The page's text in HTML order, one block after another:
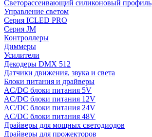
Светорассеивающий силиконовый профиль
Управление светом
Серия ICLED PRO
Серия JM
Контроллеры
Диммеры
Усилители
Декодеры DMX 512
Датчики движения, звука и света
Блоки питания и драйверы
AC/DC блоки питания 5V
AC/DC блоки питания 12V
AC/DC блоки питания 24V
AC/DC блоки питания 48V
Драйверы для мощных светодиодов
Драйверы для прожекторов